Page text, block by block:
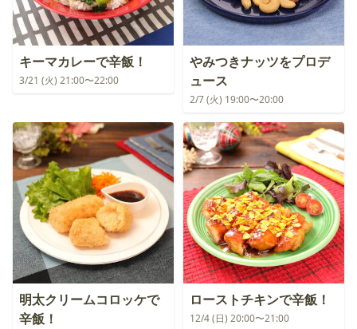
キーマカレーで辛飯！
3/21 (火) 21:00〜22:00
やみつきナッツをプロデ
ュース
2/7 (火) 19:00〜20:00
明太クリームコロッケで
辛飯！
ローストチキンで辛飯！
12/4 (日) 20:00〜21:00